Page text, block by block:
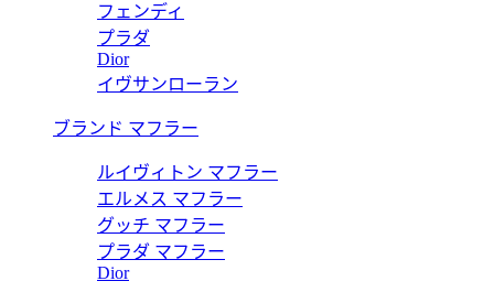
フェンディ
プラダ
Dior
イヴサンローラン
ブランド マフラー
ルイヴィトン マフラー
エルメス マフラー
グッチ マフラー
プラダ マフラー
Dior